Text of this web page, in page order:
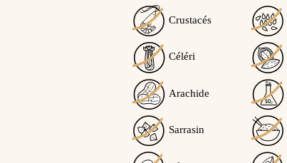
Crustacés
Céléri
Arachide
Sarrasin